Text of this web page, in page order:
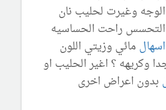
وغيرت لحليب نان
راحت الحساسيه
اسهال مائي وزيتي اللون
وكريهه ؟ اغير الحليب او
بدون اعراض اخرى